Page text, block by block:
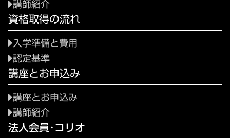
講師紹介
資格取得の流れ
入学準備と費用
認定基準
講座とお申込み
講座とお申込み
講師紹介
法人会員･コリオ